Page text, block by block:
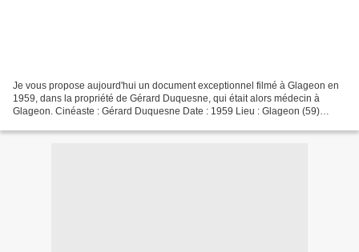
Je vous propose aujourd'hui un document exceptionnel filmé à Glageon en
1959, dans la propriété de Gérard Duquesne, qui était alors médecin à
Glageon. Cinéaste : Gérard Duquesne Date : 1959 Lieu : Glageon (59)